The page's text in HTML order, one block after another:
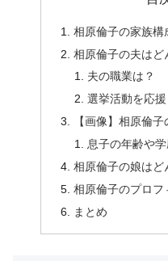
相原倫子の家族構
相原倫子の夫はど
夫の職業は？
選挙活動を応
【画像】相原倫
息子の年齢や学
相原倫子の娘はど
相原倫子のプロフ
まとめ